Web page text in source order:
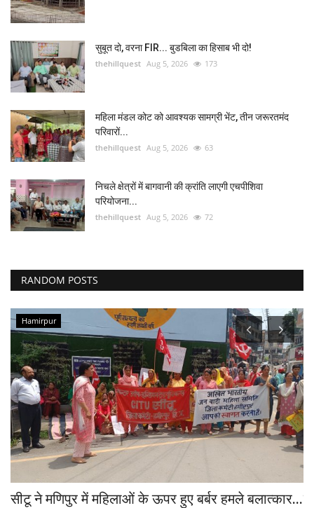
सुबूत दो, वरना FIR... बुडबिला का हिसाब भी दो!
thehillquest Aug 5, 2026 173
महिला मंडल कोट को आवश्यक सामग्री भेंट, तीन जरूरतमंद
परिवारों...
thehillquest Aug 5, 2026 63
निचले क्षेत्रों में बागवानी की क्रांति लाएगी एचपीशिवा
परियोजना...
thehillquest Aug 5, 2026 72
RANDOM POSTS
Hamirpur
सीटू ने मणिपुर में महिलाओं के ऊपर हुए बर्बर हमले बलात्कार...